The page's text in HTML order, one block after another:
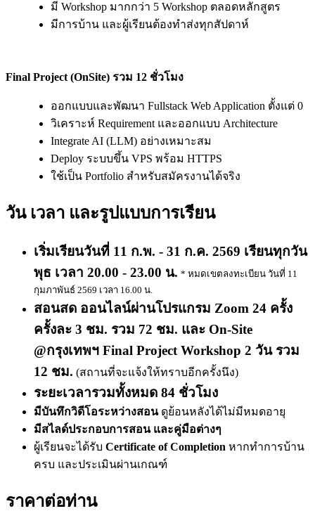
มี Workshop มากกว่า 5 Workshop ตลอดหลักสูตร
มีการบ้าน และผู้เรียนต้องทำส่งทุกสัปดาห์
Final Project (OnSite) รวม 12 ชั่วโมง
ออกแบบและพัฒนา Fullstack Web Application ตั้งแต่ 0
วิเคราะห์ Requirement และออกแบบ Architecture
Integrate AI (LLM) อย่างเหมาะสม
Deploy ระบบขึ้น VPS พร้อม HTTPS
ใช้เป็น Portfolio สำหรับสมัครงานได้จริง
วัน เวลา และรูปแบบการเรียน
เริ่มเรียนวันที่ 11 ก.พ. - 31 ก.ค. 2569 เรียนทุกวัน
พุธ เวลา 20.00 - 23.00 น. * หมดเขตลงทะเบียน วันที่ 11
กุมภาพันธ์ 2569 เวลา 16.00 น.
สอนสด ออนไลน์ผ่านโปรแกรม Zoom 24 ครั้ง
ครั้งละ 3 ชม. รวม 72 ชม. และ On-Site
@กรุงเทพฯ Final Project Workshop 2 วัน รวม
12 ชม. ​ (สถานที่จะแจ้งให้ทราบอีกครั้งนึง)
ระยะเวลารวมทั้งหมด 84 ชั่วโมง
มีบันทึกวิดีโอระหว่างสอนดูย้อนหลังได้ไม่มีหมดอายุ
มีสไลด์ประกอบการสอน และคู่มือต่างๆ
ผู้เรียนจะได้รับ Certificate of Completion หากทำการบ้าน
ครบ และประเมินผ่านเกณฑ์
ราคาต่อท่าน